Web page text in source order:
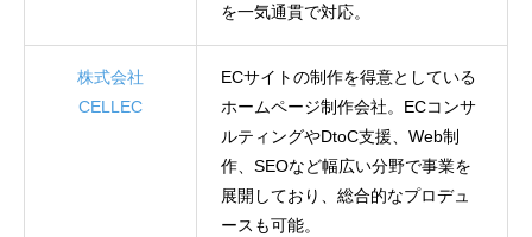
を一気通貫で対応。
株式会社
CELLEC
ECサイトの制作を得意としている
ホームページ制作会社。ECコンサ
ルティングやDtoC支援、Web制
作、SEOなど幅広い分野で事業を
展開しており、総合的なプロデュ
ースも可能。